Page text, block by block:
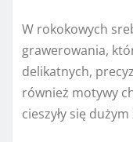
W rokokowych
grawerowania,
delikatnych,
również motywy
cieszyły się